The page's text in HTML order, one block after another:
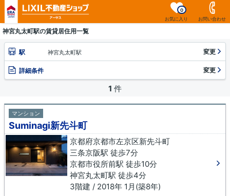
お気に入り
0
お問い合わせ
神宮丸太町駅の賃貸居住用一覧
駅 神宮丸太町駅 変更
詳細条件 変更
1 件
マンション
Suminagi新先斗町
京都府京都市左京区新先斗町
三条京阪駅 徒歩7分
京都市役所前駅 徒歩10分
神宮丸太町駅 徒歩4分
3階建 / 2018年 1月(築8年)